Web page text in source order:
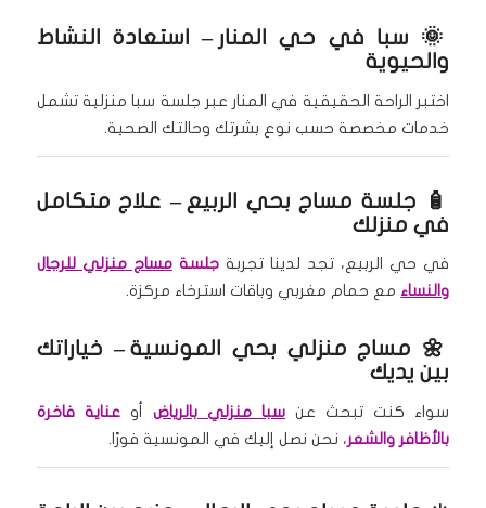
🌞 سبا في حي المنار – استعادة النشاط
والحيوية
اختبر الراحة الحقيقية في المنار عبر جلسة سبا منزلية تشمل
خدمات مخصصة حسب نوع بشرتك وحالتك الصحية.
🧴 جلسة مساج بحي الربيع – علاج متكامل
في منزلك
في حي الربيع، تجد لدينا تجربةجلسةمساج منزلي للرجال
والنساء مع حمام مغربي وباقات استرخاء مركزة.
🌼 مساج منزلي بحي المونسية– خياراتك
بين يديك
سواء كنت تبحث عن سبا منزلي بالرياض أوعناية فاخرة
بالأظافر والشعر، نحن نصل إليك في المونسية فورًا.